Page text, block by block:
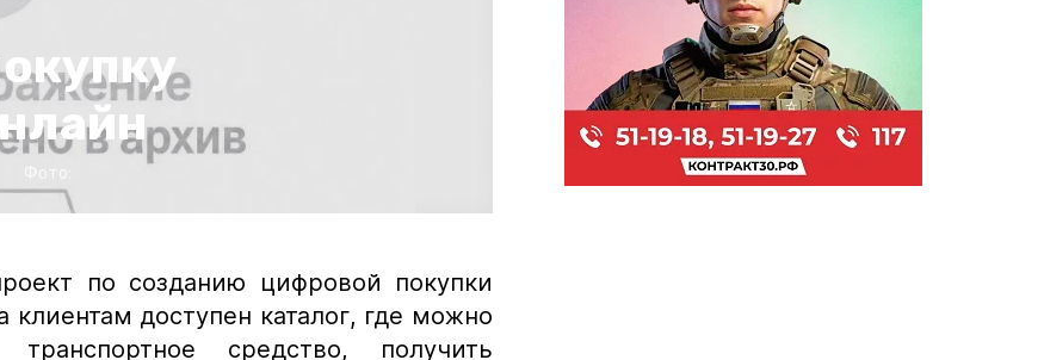
по созданию цифровой покупки
клиентам доступен каталог, где можно
средство, получить